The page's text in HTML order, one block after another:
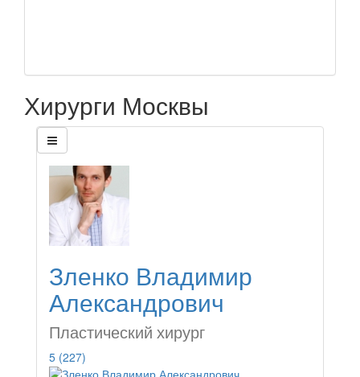
Хирурги Москвы
Зленко Владимир
Александрович
Пластический хирург
5 (227)